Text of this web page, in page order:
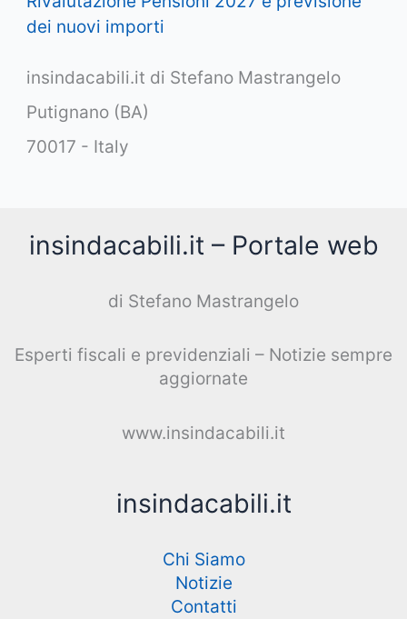
dei nuovi importi
insindacabili.it di Stefano Mastrangelo
Putignano (BA)
70017 - Italy
insindacabili.it – Portale web
di Stefano Mastrangelo
Esperti fiscali e previdenziali – Notizie sempre
aggiornate
www.insindacabili.it
insindacabili.it
Chi Siamo
Notizie
Contatti